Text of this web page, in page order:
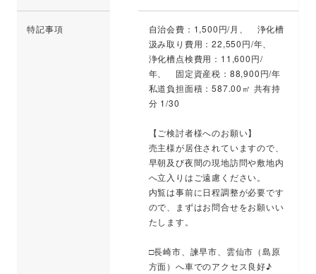
特記事項
自治会費：1,500円/月、 浄化槽
汲み取り費用：22,550円/年、
浄化槽点検費用：11,600円/
年、 固定資産税：88,900円/年
私道負担面積：587.00㎡ 共有持
分 1/30
【ご検討者様へのお願い】
売主様が居住されていますので、
早朝及び夜間の現地訪問や敷地内
へ立入りはご遠慮ください。
内覧は事前に日程調整が必要です
ので、まずはお問合せをお願いい
たします。
□長崎市、諫早市、雲仙市（島原
方面）へ車でのアクセス良好♪